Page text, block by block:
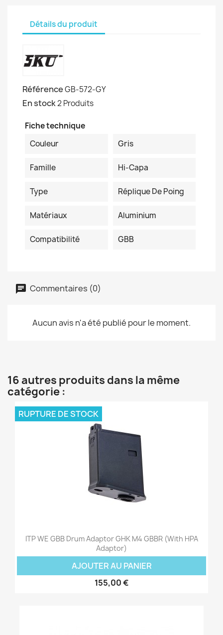
Détails du produit
RéférenceGB-572-GY
En stock2 Produits
Fiche technique
Couleur
Gris
Famille Hi-Capa
Type Réplique De Poing
Matériaux Aluminium
Compatibilité GBB
Commentaires (0)
Aucun avis n'a été publié pour le moment.
16 autres produits dans la même
catégorie :
ITP WE GBB Drum Adaptor GHK M4 GBBR (with HPA
Adaptor)
AJOUTER AU PANIER
155,00 €
RUPTURE DE STOCK